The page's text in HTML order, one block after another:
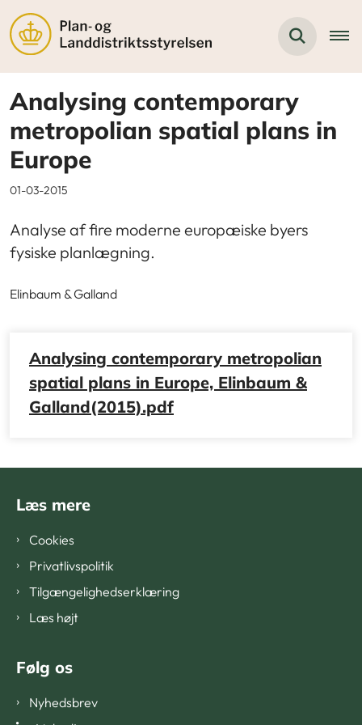
Analysing contemporary
metropolian spatial plans in
Europe
01-03-2015
Analyse af fire moderne europæiske byers
fysiske planlægning.
Elinbaum & Galland
Analysing contemporary metropolian
spatial plans in Europe, Elinbaum &
Galland(2015).pdf
Læs mere
Cookies
Privatlivspolitik
Tilgængelighedserklæring
Læs højt
Følg os
Nyhedsbrev